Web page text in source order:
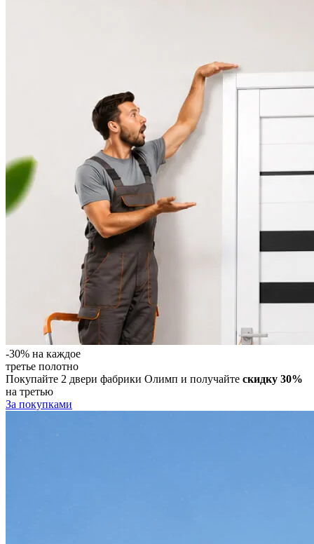
-30% на каждое
третье полотно
Покупайте 2 двери фабрики Олимп и получайте скидку 30%
на третью
За покупками